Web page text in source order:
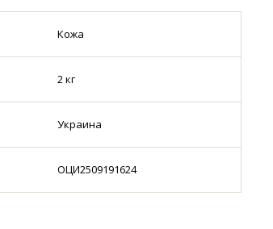
Кожа
2 кг
Украина
ОЦИ2509191624